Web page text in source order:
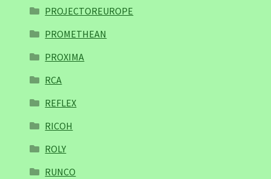
PROJECTOREUROPE
PROMETHEAN
PROXIMA
RCA
REFLEX
RICOH
ROLY
RUNCO